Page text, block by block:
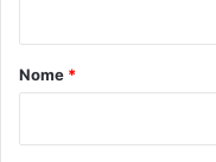
rNome *